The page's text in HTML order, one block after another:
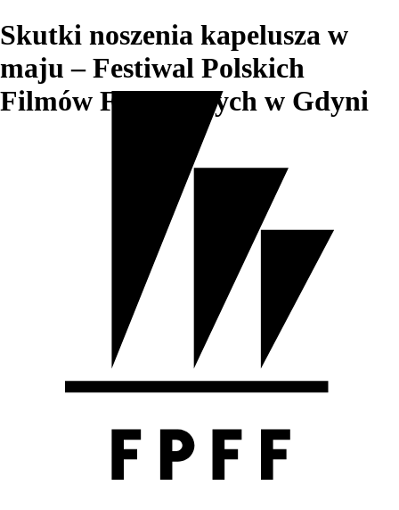
Skutki noszenia kapelusza w
maju – Festiwal Polskich
Filmów Fabularnych w Gdyni